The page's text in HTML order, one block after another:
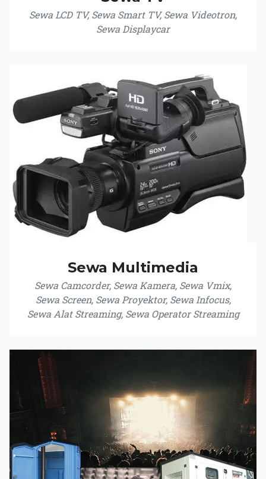
Sewa LCD TV, Sewa Smart TV, Sewa Videotron,
Sewa Displaycar
Sewa Multimedia
Sewa Camcorder, Sewa Kamera, Sewa Vmix,
Sewa Screen, Sewa Proyektor, Sewa Infocus,
Sewa Alat Streaming, Sewa Operator Streaming